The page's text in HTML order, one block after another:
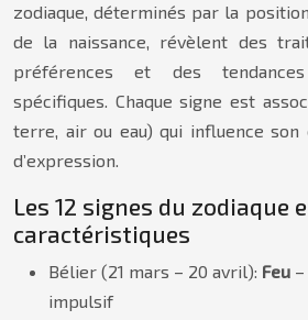
zodiaque, déterminés par la
de la naissance, révèlent des
préférences et des tendances
spécifiques. Chaque signe est
terre, air ou eau) qui influence
d’expression.
Les 12 signes du zodiaque
caractéristiques
Bélier (21 mars – 20 avril): Feu
impulsif